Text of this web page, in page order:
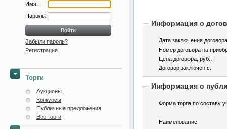
Имя:
Пароль:
Забыли пароль?
Регистрация
Торги
Аукционы
Конкурсы
Публичные предложения
Все торги
Информация о
Дата заключения
Номер договора на
Цена договора, pуб.:
Договор заключен с:
Информация о
Форма торга по составу
Наименование: